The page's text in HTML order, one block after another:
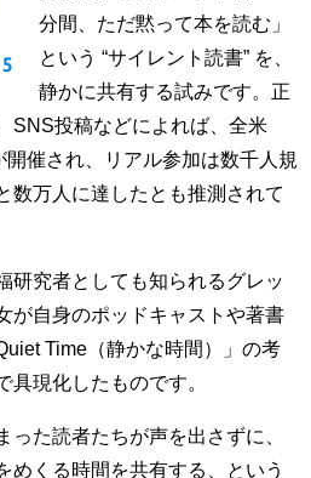
分間、ただ黙って本を読む」
という “サイレント読書” を、
静かに共有する試みです。正
SNS投稿などによれば、全米
催され、リアル参加は数千人規
数万人に達したとも推測されて
研究者としても知られるグレッ
が自身のポッドキャストや著書
Time（静かな時間）」の考
具現化したものです。
った読者たちが声を出さずに、
めくる時間を共有する、という